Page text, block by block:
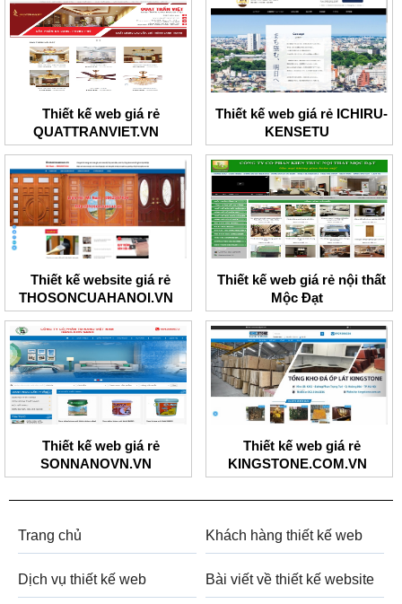
Thiết kế web giá rẻ
QUATTRANVIET.VN
Thiết kế web giá rẻ ICHIRU-
KENSETU
Thiết kế website giá rẻ
THOSONCUAHANOI.VN
Thiết kế web giá rẻ nội thất
Mộc Đạt
Thiết kế web giá rẻ
SONNANOVN.VN
Thiết kế web giá rẻ
KINGSTONE.COM.VN
Trang chủ Khách hàng thiết kế web
Dịch vụ thiết kế web Bài viết về thiết kế website